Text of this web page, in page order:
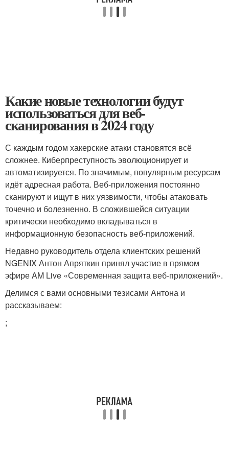
Какие новые технологии будут
использоваться для веб-
сканирования в 2024 году
С каждым годом хакерские атаки становятся всё
сложнее. Киберпреступность эволюционирует и
автоматизируется. По значимым, популярным ресурсам
идёт адресная работа. Веб-приложения постоянно
сканируют и ищут в них уязвимости, чтобы атаковать
точечно и болезненно. В сложившейся ситуации
критически необходимо вкладываться в
информационную безопасность веб-приложений.
Недавно руководитель отдела клиентских решений
NGENIX Антон Апряткин принял участие в прямом
эфире AM Live «Современная защита веб-приложений».
Делимся с вами основными тезисами Антона и
рассказываем:
;